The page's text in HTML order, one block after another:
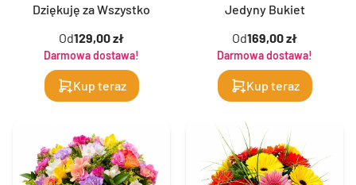
Dziękuję za Wszystko
Od129,00 zł
Darmowa dostawa!
Kup teraz
Jedyny Bukiet
Od169,00 zł
Darmowa dostawa!
Kup teraz